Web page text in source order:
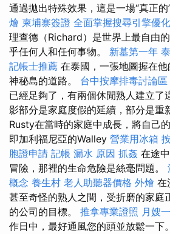
通過拋出特殊效果，這是一場“真正的
燴 柬埔寨簽證 全面掌握搜尋引擎優
理查德（Richard）是世界上最自由
乎任何人和任何事物。 新墓第一年
記帳士推薦 在泰國，一張地圖握在
神秘島的道路。 台中按摩排毒討論區
已經足夠了，有兩個休閒熟人建立了
影部分是家庭度假的延續，部分是重
Rusty在當時的家庭中成長，將自己
即加利福尼亞的Walley 營業用冰箱
胞證申請 記帳 漏水 原因 抓姦 在途
冒險，那裡的生命危險是絲毫問題。
概念 養生村 老人助聽器價格 外燴 在
甚至奇怪的熟人之間，受折磨的家庭
的公司的目標。 推拿專業證照 月嫂
作日中，最好通風您的頭並放鬆一下